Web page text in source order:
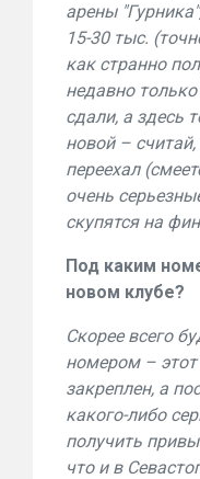
арены
15-30 тыс.
как странно
недавно
сдали, а здесь
новой –
переехал
очень
скупятся на
Под каким
новом клубе?
Скорее всего
номером –
закреплен, а
какого-либо
получить
что и в